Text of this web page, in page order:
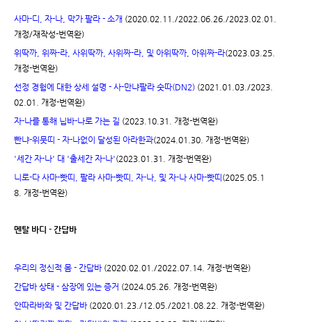
사마-디, 자-나, 막가 팔라 - 소개 (2020.02.11./2022.06.26./2023.02.01.
개정/재작성-번역완)
위딱까, 위짜-라, 사위딱까, 사위짜-라, 및 아위딱까, 아위짜-라(2023.03.25.
개정-번역완)
선정 경험에 대한 상세 설명 - 사-만냐팔라 숫따(DN2) (2021.01.03./2023.
02.01. 개정-번역완)
자-나를 통해 닙바-나로 가는 길 (2023.10.31. 개정-번역완)
빤냐-위뭇띠 - 자-나없이 달성된 아라한과(2024.01.30. 개정-번역완)
'세간 자-나' 대 '출세간 자-나'(2023.01.31. 개정-번역완)
니로-다 사마-빳띠, 팔라 사마-빳띠, 자-나, 및 자-나 사마-빳띠 (2025.05.1
8. 개정-번역완)
멘탈 바디 - 간답바
우리의 정신적 몸 - 간답바 (2020.02.01./2022.07.14. 개정-번역완)
간답바 상태 - 삼장에 있는 증거 (2024.05.26. 개정-번역완)
안따라바와 및 간답바 (2020.01.23./12.05./2021.08.22. 개정-번역완)